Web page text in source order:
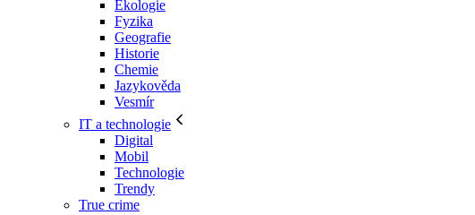
Ekologie
Fyzika
Geografie
Historie
Chemie
Jazykověda
Vesmír
IT a technologie
Digital
Mobil
Technologie
Trendy
True crime